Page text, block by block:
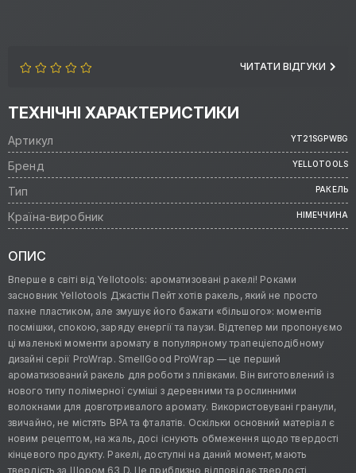
ЧИТАТИ ВІДГУКИ
ТЕХНІЧНІ ХАРАКТЕРИСТИКИ
Артикул YT21SGPWBG
Бренд YELLOTOOLS
Тип РАКЕЛЬ
Країна-виробник НІМЕЧЧИНА
ОПИС
Вперше в світі від Yellotools: ароматизовані ракелі! Роками
засновник Yellotools Джастін Пейт хотів ракель, який не просто
пахне пластиком, але змушує його бажати «більшого»: моментів
посмішки, спокою, заряду енергії та паузи. Відтепер ми пропонуємо
ці маленькі моменти аромату в популярному трапецієподібному
дизайні серії ProWrap. SmellGood ProWrap — це перший
ароматизований ракель для роботи з плівками. Він виготовлений із
нового типу полімерної суміші з деревними та рослинними
волокнами для довготривалого аромату. Використовувані гранули,
звичайно, не містять BPA та фталатів. Оскільки основний матеріал є
новим рецептом, на жаль, досі існують обмеження щодо твердості
кінцевого продукту. Ракелі, доступні на даний момент, мають
твердість за Шором 63 D. Це приблизно відповідає твердості